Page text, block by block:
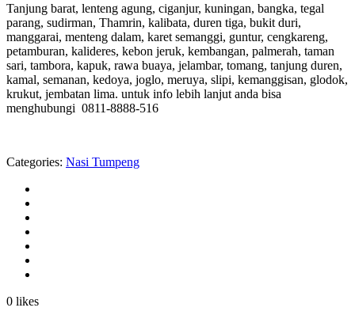
Tanjung barat, lenteng agung, ciganjur, kuningan, bangka, tegal
parang, sudirman, Thamrin, kalibata, duren tiga, bukit duri,
manggarai, menteng dalam, karet semanggi, guntur, cengkareng,
petamburan, kalideres, kebon jeruk, kembangan, palmerah, taman
sari, tambora, kapuk, rawa buaya, jelambar, tomang, tanjung duren,
kamal, semanan, kedoya, joglo, meruya, slipi, kemanggisan, glodok,
krukut, jembatan lima. untuk info lebih lanjut anda bisa
menghubungi 0811-8888-516
Categories: Nasi Tumpeng
0 likes